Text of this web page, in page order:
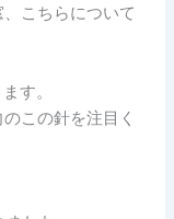
こちらについて
す。
この針を注目く